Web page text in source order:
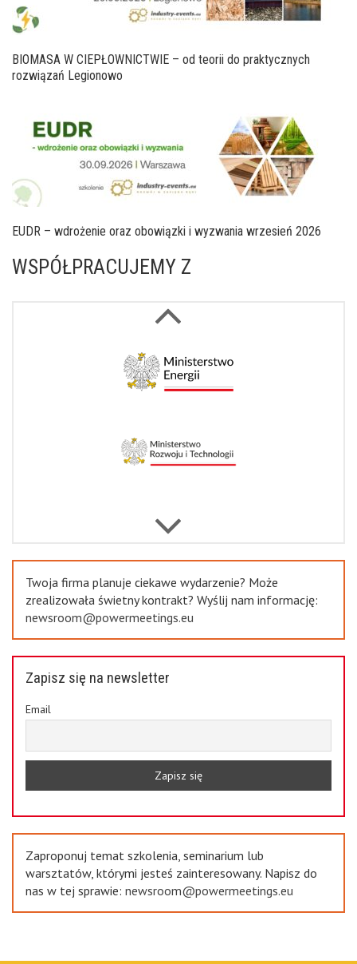
BIOMASA W CIEPŁOWNICTWIE – od teorii do praktycznych
rozwiązań Legionowo
EUDR – wdrożenie oraz obowiązki i wyzwania wrzesień 2026
WSPÓŁPRACUJEMY Z
Twoja firma planuje ciekawe wydarzenie? Może
zrealizowała świetny kontrakt? Wyślij nam informację:
newsroom@powermeetings.eu
Zapisz się na newsletter
Email
Zaproponuj temat szkolenia, seminarium lub
warsztatów, którymi jesteś zainteresowany. Napisz do
nas w tej sprawie: newsroom@powermeetings.eu